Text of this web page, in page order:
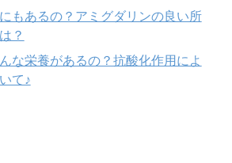
もあるの？アミグダリンの良い所
？
な栄養があるの？抗酸化作用によ
て♪